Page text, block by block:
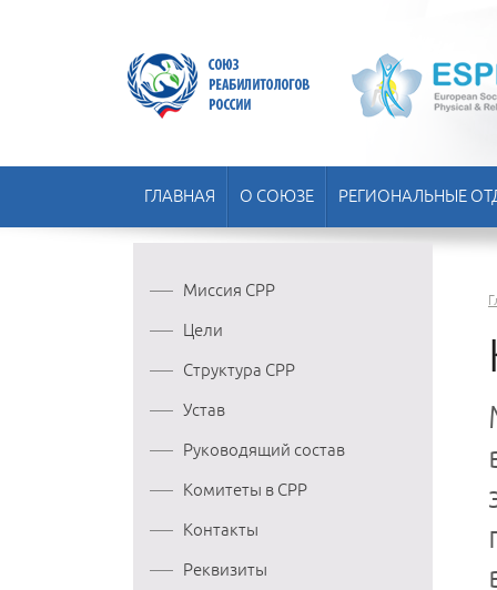
ГЛАВНАЯ О СОЮЗЕ РЕГИОНАЛЬНЫЕ
Миссия СРР
Цели
Структура СРР
Устав
Руководящий состав
Комитеты в СРР
Контакты
Реквизиты